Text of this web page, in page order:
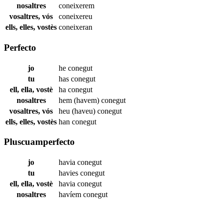
nosaltres
coneixerem
vosaltres, vós
coneixereu
ells, elles, vostès coneixeran
Perfecto
jo he conegut
tu
has conegut
ell, ella, vostè
ha conegut
nosaltres
hem (havem) conegut
vosaltres, vós
heu (haveu) conegut
ells, elles, vostès han conegut
Pluscuamperfecto
jo havia conegut
tu
havies conegut
ell, ella, vostè
havia conegut
nosaltres
havíem conegut